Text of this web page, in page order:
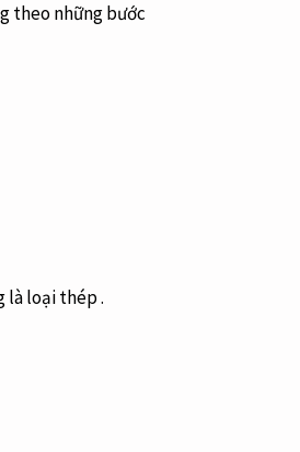
theo những bước
là loại thép .